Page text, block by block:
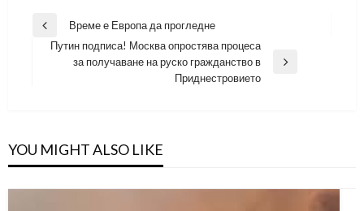
Навигация
Previous
Post
Време е Европа да прогледне
Путин подписа! Москва опростява процеса
за получаване на руско гражданство в
Приднестровието
YOU MIGHT ALSO LIKE